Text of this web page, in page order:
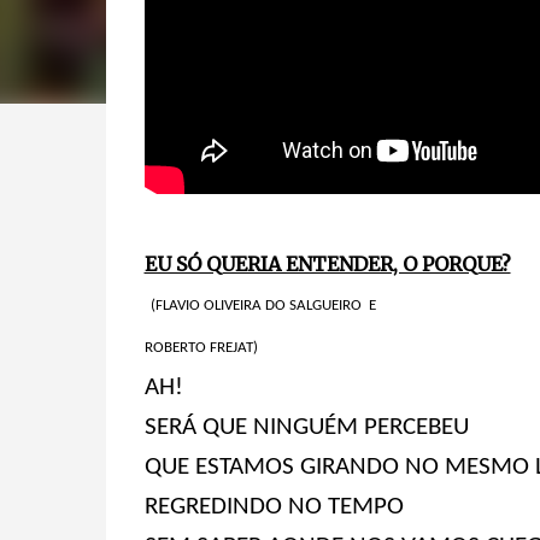
EU SÓ QUERIA ENTENDER, O PORQUE?
(FLAVIO OLIVEIRA DO SALGUEIRO E
ROBERTO FREJAT)
AH!
SERÁ QUE NINGUÉM PERCEBEU
QUE ESTAMOS GIRANDO NO MESMO
REGREDINDO NO TEMPO